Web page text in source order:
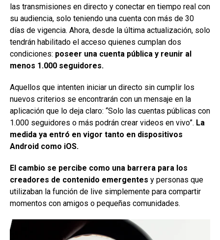
las transmisiones en directo y conectar en tiempo real con
su audiencia, solo teniendo una cuenta con más de 30
días de vigencia. Ahora, desde la última actualización, solo
tendrán habilitado el acceso quienes cumplan dos
condiciones: poseer una cuenta pública y reunir al
menos 1.000 seguidores.
Aquellos que intenten iniciar un directo sin cumplir los
nuevos criterios se encontrarán con un mensaje en la
aplicación que lo deja claro: “Solo las cuentas públicas con
1.000 seguidores o más podrán crear videos en vivo”. La
medida ya entró en vigor tanto en dispositivos
Android como iOS.
El cambio se percibe como una barrera para los
creadores de contenido emergentes y personas que
utilizaban la función de live simplemente para compartir
momentos con amigos o pequeñas comunidades.